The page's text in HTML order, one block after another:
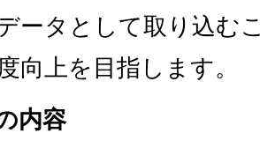
ータとして取り込む
向上を目指します。
内容